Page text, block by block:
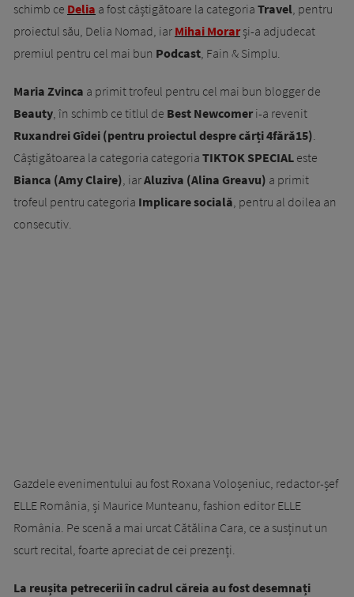
schimb ce Delia a fost câștigătoare la categoria Travel, pentru
proiectul său, Delia Nomad, iar Mihai Morarși-a adjudecat
premiul pentru cel mai bun Podcast, Fain & Simplu.
Maria Zvinca a primit trofeul pentru cel mai bun blogger de
Beauty, în schimb ce titlul de Best Newcomeri-a revenit
Ruxandrei Gîdei (pentru proiectul despre cărți 4fără15).
Câștigătoarea la categoria categoria TIKTOK SPECIAL este
Bianca (Amy Claire), iarAluziva (Alina Greavu) a primit
trofeul pentru categoria Implicare socială, pentru al doilea an
consecutiv.
Gazdele evenimentului au fost Roxana Voloșeniuc, redactor-șef
ELLE România, și Maurice Munteanu, fashion editor ELLE
România. Pe scenă a mai urcat Cătălina Cara, ce a susținut un
scurt recital, foarte apreciat de cei prezenți.
La reușita petrecerii în cadrul căreia au fost desemnați